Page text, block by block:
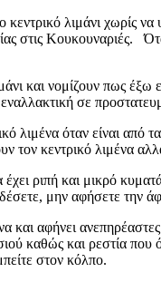
λιμάνι χωρίς
στις Κουκουναριές.
και νομίζουν πως έξω
σε
λιμένα όταν είναι από
τον κεντρικό λιμένα
ριπή και μικρό
μην αφήσετε την
και αφήνει
καθώς και ρεστία
στον κόλπο.